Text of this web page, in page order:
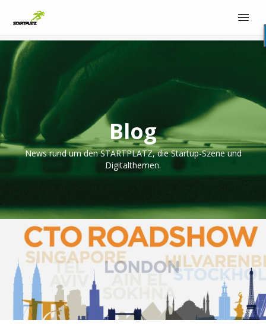
Blog
News rund um den STARTPLATZ, die Startup-Szene und
Digitalthemen.